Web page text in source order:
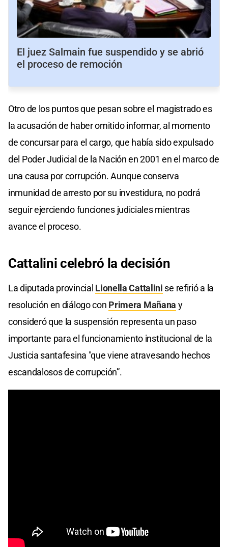
El juez Salmain fue suspendido y se abrió
el proceso de remoción
Otro de los puntos que pesan sobre el magistrado es
la acusación de haber omitido informar, al momento
de concursar para el cargo, que había sido expulsado
del Poder Judicial de la Nación en 2001 en el marco de
una causa por corrupción. Aunque conserva
inmunidad de arresto por su investidura, no podrá
seguir ejerciendo funciones judiciales mientras
avance el proceso.
Cattalini celebró la decisión
La diputada provincial Lionella Cattalini se refirió a la
resolución en diálogo con Primera Mañana y
consideró que la suspensión representa un paso
importante para el funcionamiento institucional de la
Justicia santafesina "que viene atravesando hechos
escandalosos de corrupción”.